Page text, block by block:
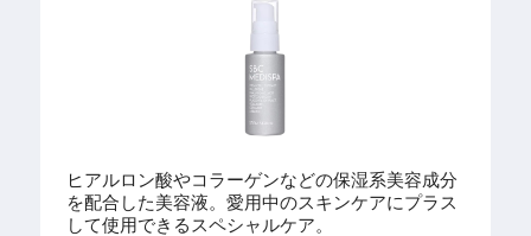
ヒアルロン酸やコラーゲンなどの保湿系美容成分
を配合した美容液。愛用中のスキンケアにプラス
して使用できるスペシャルケア。